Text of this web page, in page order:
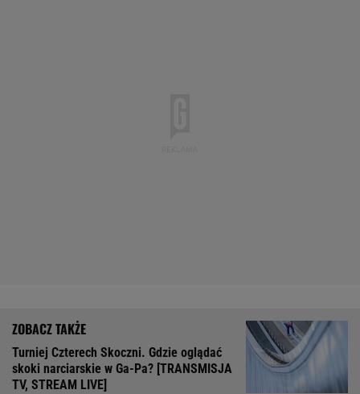
Turniej Czterech Skoczni. Gdzie oglądać
skoki narciarskie w Ga-Pa? [TRANSMISJA
TV, STREAM LIVE]